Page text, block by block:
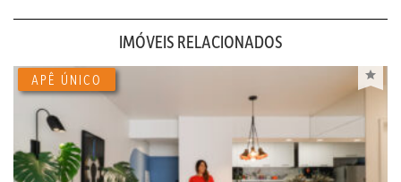
IMÓVEIS RELACIONADOS